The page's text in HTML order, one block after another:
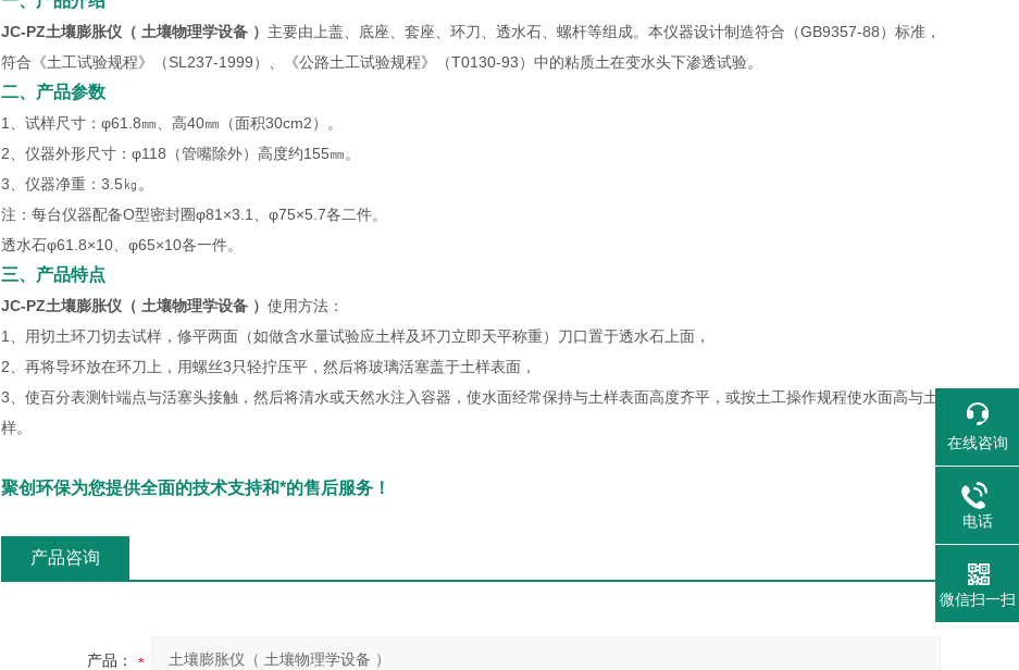
JC-PZ土壤膨胀仪（ 土壤物理学设备 ） 主要由上盖、底座、套座、环刀、透水石、螺杆等组成。本仪器设计制造符合（GB9357-88）标准，
符合《土工试验规程》（SL237-1999）、《公路土工试验规程》（T0130-93）中的粘质土在变水头下渗透试验。
二、产品参数
1、试样尺寸：φ61.8㎜、高40㎜（面积30cm2）。
2、仪器外形尺寸：φ118（管嘴除外）高度约155㎜。
3、仪器净重：3.5㎏。
注：每台仪器配备O型密封圈φ81×3.1、φ75×5.7各二件。
透水石φ61.8×10、φ65×10各一件。
三、产品特点
JC-PZ土壤膨胀仪（ 土壤物理学设备 ） 使用方法：
1、用切土环刀切去试样，修平两面（如做含水量试验应土样及环刀立即天平称重）刀口置于透水石上面，
2、再将导环放在环刀上，用螺丝3只轻拧压平，然后将玻璃活塞盖于土样表面，
3、使百分表测针端点与活塞头接触，然后将清水或天然水注入容器，使水面经常保持与土样表面高度齐平，或按土工操作规程使水面高与土
样。
聚创环保为您提供全面的技术支持和*的售后服务！
产品咨询
产品：
在线咨询
电话
微信扫一扫